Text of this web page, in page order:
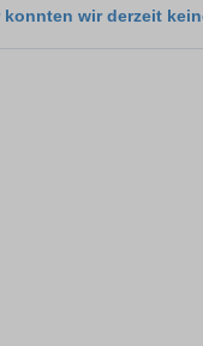
konnten wir derzeit